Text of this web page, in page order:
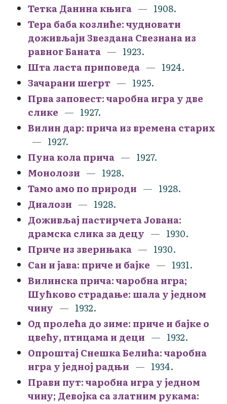
Тетка Данина књига
1908.
Тера баба козлиће: чудновати
доживљаји Звездана Свезнана из
равног Баната
1923.
Шта ласта приповеда
1924.
Зачарани шегрт
1925.
Прва заповест: чаробна игра у две
слике
1927.
Вилин дар: прича из времена старих
1927.
Пуна кола прича
1927.
Монолози
1928.
Тамо амо по природи
1928.
Диалози
1928.
Доживљај пастирчета Јована:
драмска слика за децу
1930.
Приче из зверињака
1930.
Сан и јава: приче и бајке
1931.
Вилинска прича: чаробна игра;
Шућково страдање: шала у једном
чину
1932.
Од пролећа до зиме: приче и бајке о
цвећу, птицама и деци
1932.
Опроштај Снешка Белића: чаробна
игра у једној радњи
1934.
Прави пут: чаробна игра у једном
чину; Девојка са златним рукама: